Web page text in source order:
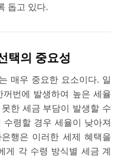
돕고 있다.
택의 중요성
매우 중요한 요소이다. 일
번에 발생하여 높은 세율
한 세금 부담이 발생할 수
령할 경우 세율이 낮아져
행은 이러한 세제 혜택을
게 각 수령 방식별 세금 계